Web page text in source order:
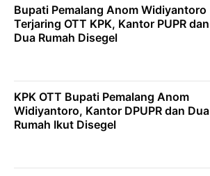
Bupati Pemalang Anom Widiyantoro
Terjaring OTT KPK, Kantor PUPR dan
Dua Rumah Disegel
KPK OTT Bupati Pemalang Anom
Widiyantoro, Kantor DPUPR dan Dua
Rumah Ikut Disegel